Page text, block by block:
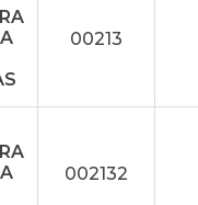
00213
002132